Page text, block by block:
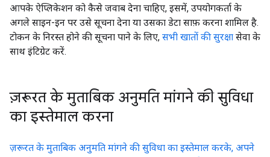
आपके ऐप्लिकेशन को कैसे जवाब देना चाहिए, इसमें, उपयोगकर्ता के
अगले साइन-इन पर उसे सूचना देना या उसका डेटा साफ़ करना शामिल है.
टोकन के निरस्त होने की सूचना पाने के लिए, सभी खातों की सुरक्षा सेवा के
साथ इंटिग्रेट करें.
ज़रूरत के मुताबिक अनुमति मांगने की सुविधा
का इस्तेमाल करना
ज़रूरत के मुताबिक अनुमति मांगने की सुविधा का इस्तेमाल करके, अपने